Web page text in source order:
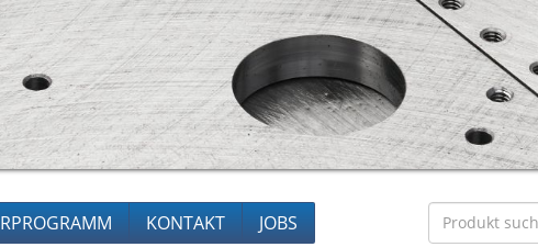
KONTAKT JOBS